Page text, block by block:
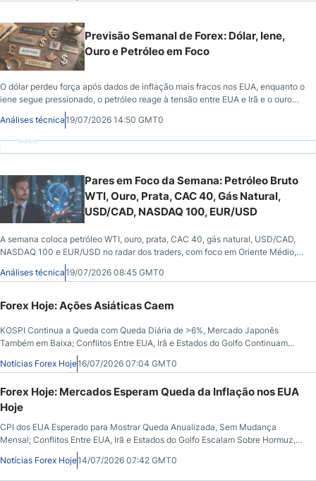
Previsão Semanal de Forex: Dólar, Iene,
Ouro e Petróleo em Foco
O dólar perdeu força após dados de inflação mais fracos nos EUA, enquanto o
iene segue pressionado, o petróleo reage à tensão entre EUA e Irã e o ouro
tenta estabilizar perto de suportes relevantes.
Análises técnica19/07/2026 14:50 GMT0
Anúncio
Pares em Foco da Semana: Petróleo Bruto
WTI, Ouro, Prata, CAC 40, Gás Natural,
USD/CAD, NASDAQ 100, EUR/USD
A semana coloca petróleo WTI, ouro, prata, CAC 40, gás natural, USD/CAD,
NASDAQ 100 e EUR/USD no radar dos traders, com foco em Oriente Médio,
juros dos EUA e suportes técnicos importantes.
Análises técnica19/07/2026 08:45 GMT0
Forex Hoje: Ações Asiáticas Caem
KOSPI Continua a Queda com Queda Diária de >6%, Mercado Japonês
Também em Baixa; Conflitos Entre EUA, Irã e Estados do Golfo Continuam
Sobre Hormuz, mas o Petróleo Bruto se Estabiliza; Dólar dos EUA em Queda:
PIB do Reino Unido Aumenta PIB Aumenta
Notícias Forex Hoje16/07/2026 07:04 GMT0
Forex Hoje: Mercados Esperam Queda da Inflação nos EUA
Hoje
CPI dos EUA Esperado para Mostrar Queda Anualizada, Sem Mudança
Mensal; Conflitos Entre EUA, Irã e Estados do Golfo Escalam Sobre Hormuz,
Petróleo Bruto Mais Alto, Ações Mais Baixas; Dólar dos EUA Permanece
Forte; Tendência Agressiva no Banco de Reserva da Índia?
Notícias Forex Hoje14/07/2026 07:42 GMT0